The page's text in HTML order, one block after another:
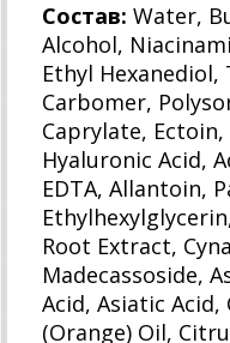
Состав: Water,
Alcohol,
Ethyl
Carbomer,
Caprylate,
Hyaluronic Acid,
EDTA, Allantoin,
Root Extract,
Madecassoside,
Acid, Asiatic
(Orange) Oil,